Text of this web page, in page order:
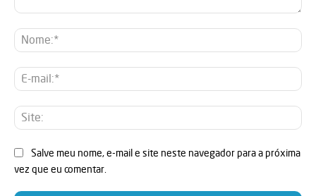
E-
Salve meu nome, e-mail e site neste navegador para a próxima
vez que eu comentar.